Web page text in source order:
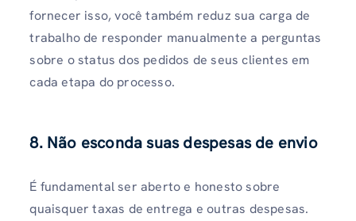
fornecer isso, você também reduz sua carga de
trabalho de responder manualmente a perguntas
sobre o status dos pedidos de seus clientes em
cada etapa do processo.
8. Não esconda suas despesas de envio
É fundamental ser aberto e honesto sobre
quaisquer taxas de entrega e outras despesas.